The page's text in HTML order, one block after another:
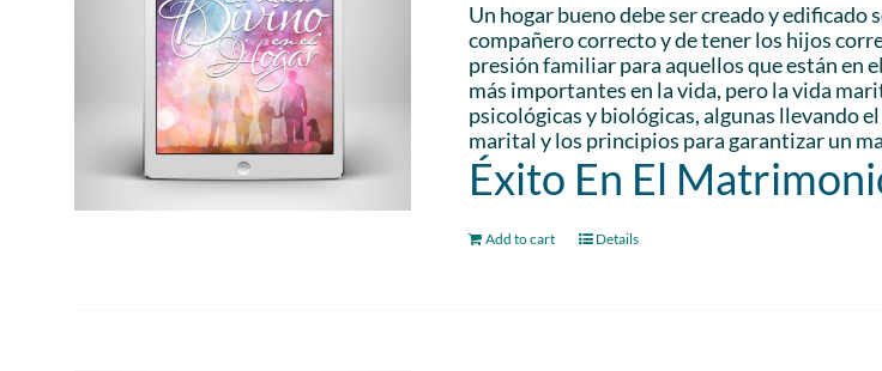
Un hogar bueno debe ser creado y
compañero correcto y de tener los hijos
presión familiar para aquellos que están en
más importantes en la vida, pero la vida
psicológicas y biológicas, algunas llevando
marital y los principios para garantizar un
Éxito En El
Add to cart Details